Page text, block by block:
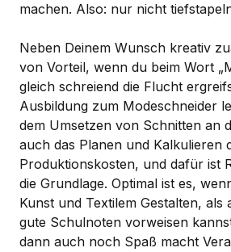
machen. Also: nur nicht
Neben Deinem Wunsch kreativ
von Vorteil, wenn du beim Wort
gleich schreiend die Flucht
Ausbildung zum Modeschneider
dem Umsetzen von Schnitten an
auch das Planen und Kalkulieren
Produktionskosten, und dafür ist
die Grundlage. Optimal ist es,
Kunst und Textilem Gestalten, als
gute Schulnoten vorweisen
dann auch noch Spaß macht